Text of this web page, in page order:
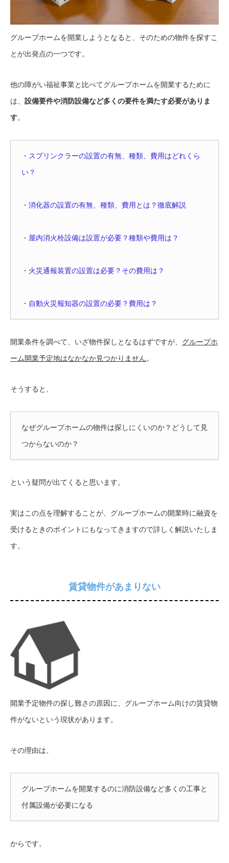
グループホームを開業しようとなると、そのための物件を探すこ
とが出発点の一つです。
他の障がい福祉事業と比べてグループホームを開業するために
は、 設備要件や消防設備など多くの要件を満たす必要がありま
す。
・ スプリンクラーの設置の有無、種類、費用はどれくら
い？
・ 消化器の設置の有無、種類、費用とは？徹底解説
・ 屋内消火栓設備は設置が必要？種類や費用は？
・ 火災通報装置の設置は必要？その費用は？
・ 自動火災報知器の設置の必要？費用は？
開業条件を調べて、いざ物件探しとなるはずですが、 グループホ
ーム開業予定地はなかなか見つかりません。
そうすると、
なぜグループホームの物件は探しにくいのか？どうして見
つからないのか？
という疑問が出てくると思います。
実はこの点を理解することが、グループホームの開業時に融資を
受けるときのポイントにもなってきますので詳しく解説いたしま
す。
賃貸物件があまりない
開業予定物件の探し難さの原因に、グループホーム向けの賃貸物
件がないという現状があります。
その理由は、
グループホームを開業するのに消防設備など多くの工事と
付属設備が必要になる
からです。